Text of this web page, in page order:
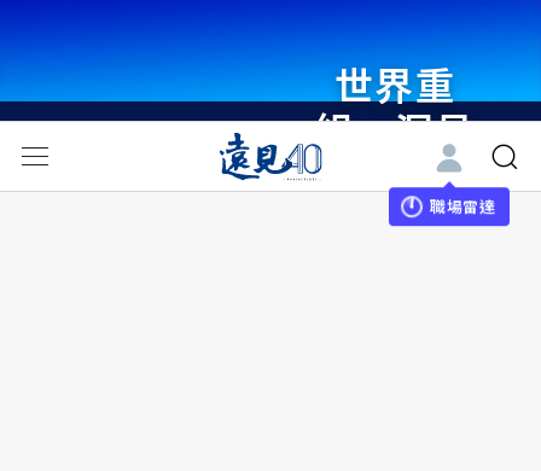
世界重
組・洞見
未來 與
世界領袖
職場雷達